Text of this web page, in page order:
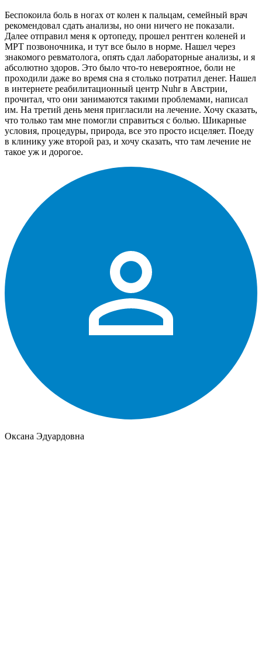
Беспокоила боль в ногах от колен к пальцам, семейный врач
рекомендовал сдать анализы, но они ничего не показали.
Далее отправил меня к ортопеду, прошел рентген коленей и
МРТ позвоночника, и тут все было в норме. Нашел через
знакомого ревматолога, опять сдал лабораторные анализы, и я
абсолютно здоров. Это было что-то невероятное, боли не
проходили даже во время сна я столько потратил денег. Нашел
в интернете реабилитационный центр Nuhr в Австрии,
прочитал, что они занимаются такими проблемами, написал
им. На третий день меня пригласили на лечение. Хочу сказать,
что только там мне помогли справиться с болью. Шикарные
условия, процедуры, природа, все это просто исцеляет. Поеду
в клинику уже второй раз, и хочу сказать, что там лечение не
такое уж и дорогое.
Оксана Эдуардовна